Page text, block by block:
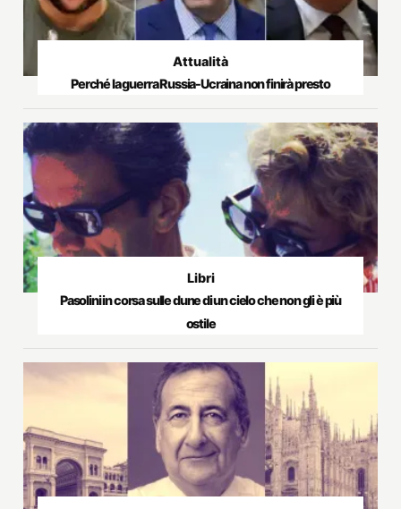
Attualità
Perché la guerra Russia-Ucraina non finirà presto
Libri
Pasolini in corsa sulle dune di un cielo che non gli è più
ostile